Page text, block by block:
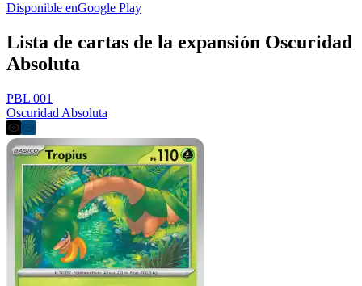
Disponible enGoogle Play
Lista de cartas de la expansión Oscuridad
Absoluta
PBL 001
Oscuridad Absoluta